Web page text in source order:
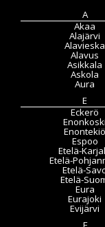
A
Akaa
Alajärvi
Alavieska
Alavus
Asikkala
Askola
Aura
E
Eckerö
Enonkoski
Enontekiö
Espoo
Etelä-
Etelä-
Etelä-
Etelä-
Eura
Eurajoki
Evijärvi